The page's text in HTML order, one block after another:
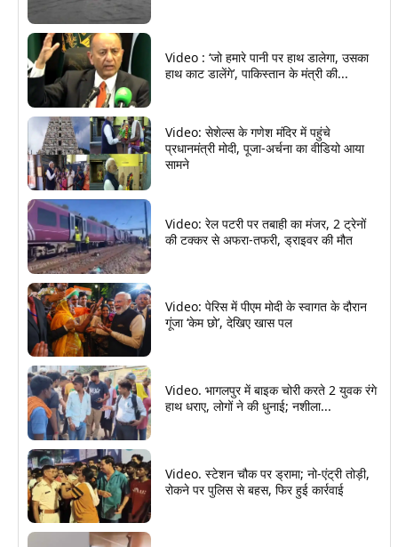
Video : ‘जो हमारे पानी पर हाथ डालेगा, उसका
हाथ काट डालेंगे’, पाकिस्तान के मंत्री की...
Video: सेशेल्स के गणेश मंदिर में पहुंचे
प्रधानमंत्री मोदी, पूजा-अर्चना का वीडियो आया
सामने
Video: रेल पटरी पर तबाही का मंजर, 2 ट्रेनों
की टक्कर से अफरा-तफरी, ड्राइवर की मौत
Video: पेरिस में पीएम मोदी के स्वागत के दौरान
गूंजा ‘केम छो’, देखिए खास पल
Video. भागलपुर में बाइक चोरी करते 2 युवक रंगे
हाथ धराए, लोगों ने की धुनाई; नशीला...
Video. स्टेशन चौक पर ड्रामा; नो-एंट्री तोड़ी,
रोकने पर पुलिस से बहस, फिर हुई कार्रवाई